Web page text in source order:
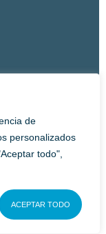
de
personalizados
todo",
ACEPTAR TODO